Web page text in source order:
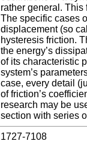
rather general.
The specific cases
displacement (so
hysteresis friction.
the energy’s
of its characteristic
system’s
case, every detail
of friction’s
research may be
section with series
1727-7108